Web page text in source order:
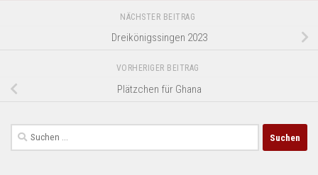
NÄCHSTER BEITRAG
Dreikönigssingen 2023
VORHERIGER BEITRAG
Plätzchen für Ghana
Suchen
nach: